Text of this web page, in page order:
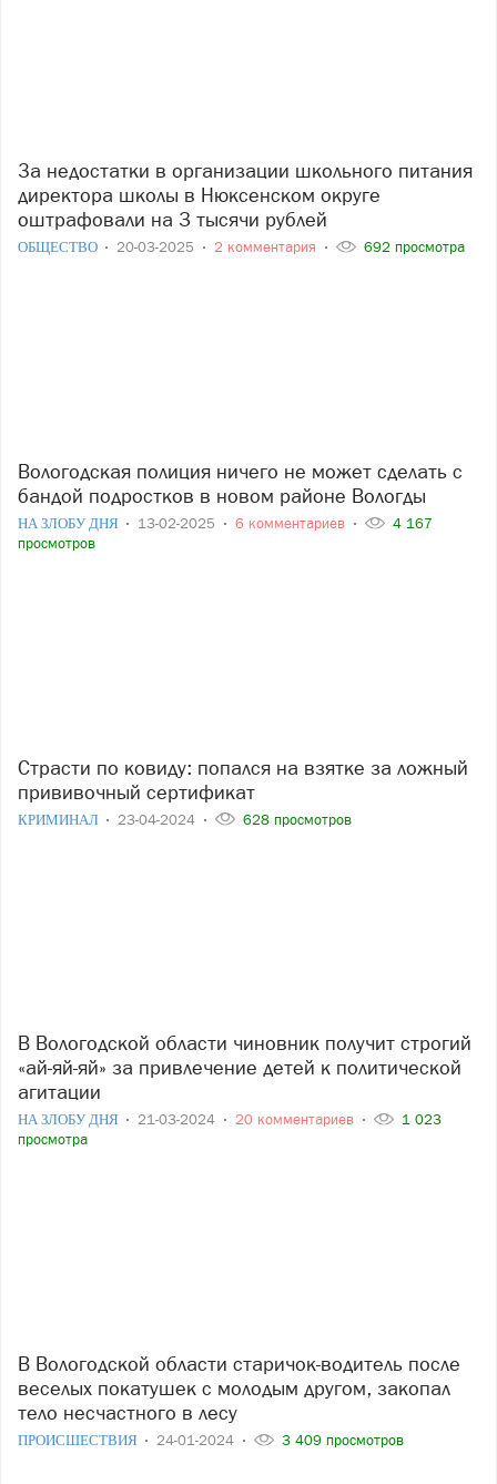
За недостатки в организации школьного питания
директора школы в Нюксенском округе
оштрафовали на 3 тысячи рублей
ОБЩЕСТВО 20-03-2025 2 комментария 692 просмотра
Вологодская полиция ничего не может сделать с
бандой подростков в новом районе Вологды
НА ЗЛОБУ ДНЯ 13-02-2025 6 комментариев
4 167
просмотров
Страсти по ковиду: попался на взятке за ложный
прививочный сертификат
КРИМИНАЛ 23-04-2024 628 просмотров
В Вологодской области чиновник получит строгий
«ай-яй-яй» за привлечение детей к политической
агитации
НА ЗЛОБУ ДНЯ 21-03-2024 20 комментариев
1 023
просмотра
В Вологодской области старичок-водитель после
веселых покатушек с молодым другом, закопал
тело несчастного в лесу
ПРОИСШЕСТВИЯ 24-01-2024 3 409 просмотров